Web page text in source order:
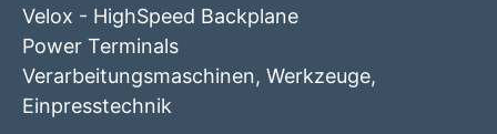
Velox - HighSpeed Backplane
Power Terminals
Verarbeitungsmaschinen, Werkzeuge,
Einpresstechnik